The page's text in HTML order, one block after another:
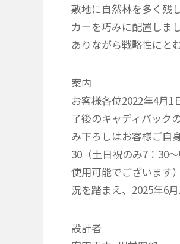
敷地に自然林を多く残
カーを巧みに配置しま
ありながら戦略性にと
案内
お客様各位2022年4月
了後のキャディバック
み下ろしはお客様ご自
30（土日祝のみ7：30
使用可能でございます
況を踏まえ、2025年6
設計者